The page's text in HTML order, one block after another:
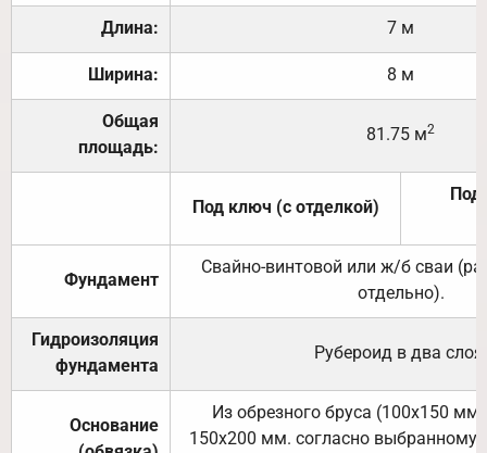
Длина: 7 м
Ширина: 8 м
Общая
площадь:
81.75 м2
Под ключ (с отделкой)
Под
Фундамент
Свайно-винтовой или ж/б сваи
отдельно).
Гидроизоляция
фундамента
Рубероид в два слоя.
Основание
Из обрезного бруса (100х150
150х200 мм. согласно выбранному